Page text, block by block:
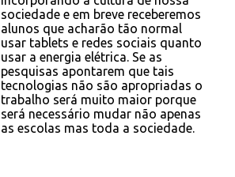
sociedade e em breve receberemos
alunos que acharão tão normal
usar tablets e redes sociais quanto
usar a energia elétrica. Se as
pesquisas apontarem que tais
tecnologias não são apropriadas o
trabalho será muito maior porque
será necessário mudar não apenas
as escolas mas toda a sociedade.